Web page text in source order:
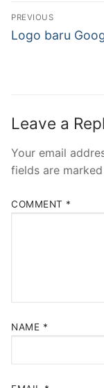
Post
navigation
PREVIOUS
Previous
Logo baru
Leave a
Your email
fields are marked
COMMENT *
NAME *